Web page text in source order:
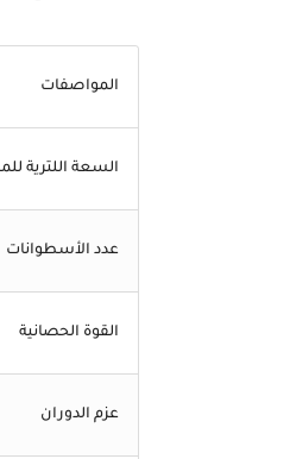
المواصفات
السعة اللترية
عدد الأسطوانات
القوة الحصانية
عزم الدوران